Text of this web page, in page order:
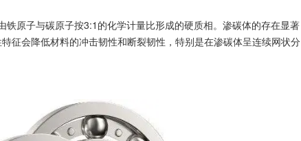
原子与碳原子按3:1的化学计量比形成的硬质相。渗碳体的存在显著
征会降低材料的冲击韧性和断裂韧性，特别是在渗碳体呈连续网状分